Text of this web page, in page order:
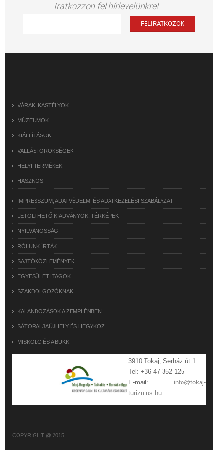
Iratkozzon fel hírlevelünkre!
VÁRAK, KASTÉLYOK
MÚZEUMOK
KIÁLLÍTÁSOK
VALLÁSI ÖRÖKSÉGEK
HELYI TERMÉKEK
HASZNOS
IMPRESSZUM, ADATVÉDELMI ÉS ADATKEZELÉSI SZABÁLYZAT
LETÖLTHETŐ KIADVÁNYOK, TÉRKÉPEK
NYILVÁNOSSÁG
RÓLUNK ÍRTÁK
SAJTÓKÖZLEMÉNYEK
EGYESÜLETI TAGOK
SZAKDOLGOZÓKNAK
KALANDOZÁSOK A ZEMPLÉNBEN
SÁTORALJAÚJHELY ÉS HEGYKÖZ
MISKOLC ÉS A BÜKK
3910 Tokaj, Serház út 1.
Tel: +36 47 352 125
E-mail: info@tokaj-
turizmus.hu
COPYRIGHT @ 2015